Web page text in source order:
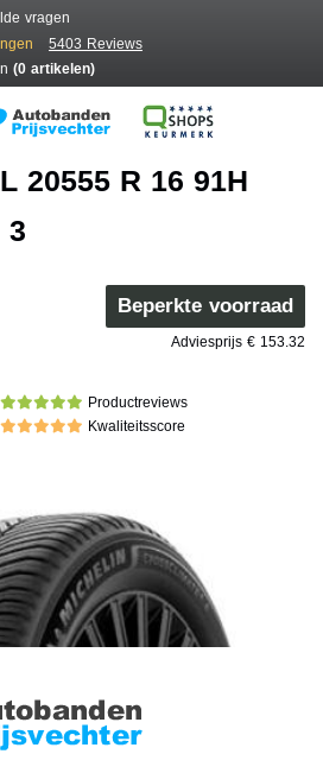
vragen
5403 Reviews
(0 artikelen)
20555 R 16 91H
3
Beperkte voorraad
Adviesprijs € 153.32
Productreviews
Kwaliteitsscore